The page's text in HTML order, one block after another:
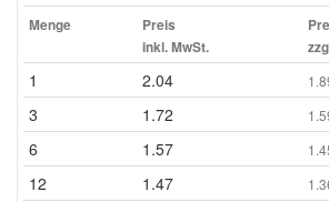
Menge
Preis
inkl. MwSt.
1 2.04
3 1.72
6 1.57
12 1.47